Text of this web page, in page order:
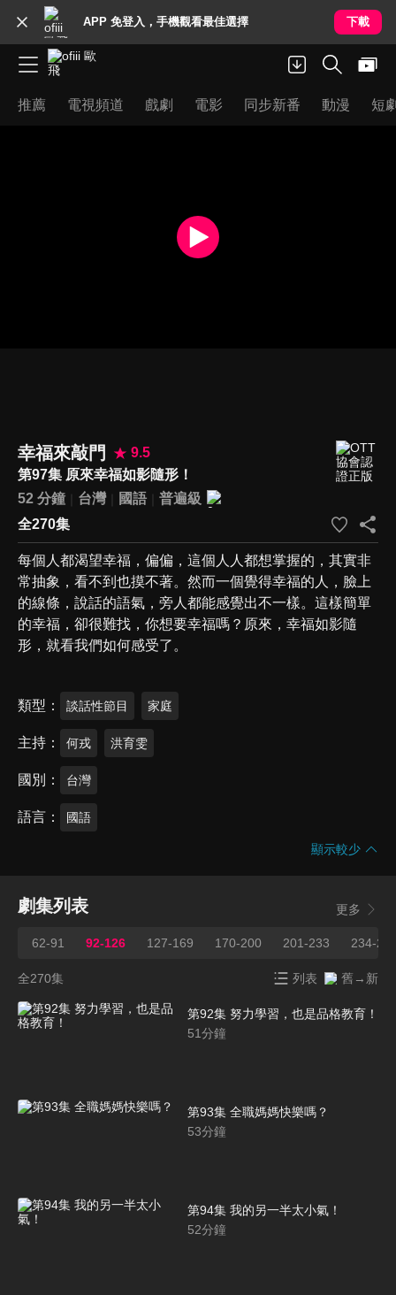
APP 免登入，手機觀看最佳選擇 下載
推薦 電視頻道 戲劇 電影 同步新番 動漫 短
幸福來敲門
9.5
第97集 原來幸福如影隨形！
52 分鐘
台灣 國語
普遍級
全270集
每個人都渴望幸福，偏偏，這個人人都想掌握的，其實非
常抽象，看不到也摸不著。然而一個覺得幸福的人，臉上
的線條，說話的語氣，旁人都能感覺出不一樣。這樣簡單
的幸福，卻很難找，你想要幸福嗎？原來，幸福如影隨
形，就看我們如何感受了。
類型 談話性節目 家庭
主持 何戎 洪育雯
國別 台灣
語言 國語
顯示較少
劇集列表 更多
62-91 92-126 127-169 170-200 201-233 234-
全270集 列表 舊→新
第92集 努力學習，也是品格教育！
51分鐘
第93集 全職媽媽快樂嗎？
53分鐘
第94集 我的另一半太小氣！
52分鐘